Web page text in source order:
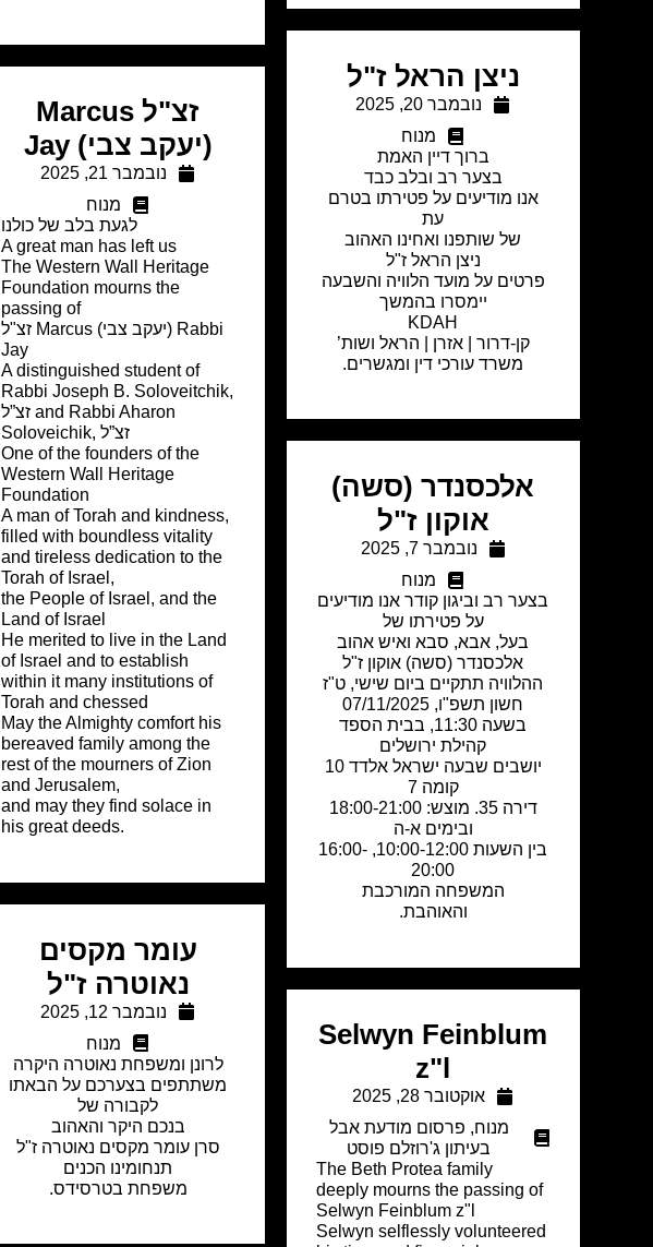
זצ"ל Marcus
(יעקב צבי) Jay
נובמבר 21, 2025
מנוח
לגעת בלב של כולנו
A great man has left us
The Western Wall Heritage
Foundation mourns the
passing of
זצ"ל Marcus (יעקב צבי) Rabbi
Jay
A distinguished student of
Rabbi Joseph B. Soloveitchik,
זצ”ל and Rabbi Aharon
Soloveichik, זצ”ל
One of the founders of the
Western Wall Heritage
Foundation
A man of Torah and kindness,
filled with boundless vitality
and tireless dedication to the
Torah of Israel,
the People of Israel, and the
Land of Israel
He merited to live in the Land
of Israel and to establish
within it many institutions of
Torah and chessed
May the Almighty comfort his
bereaved family among the
rest of the mourners of Zion
and Jerusalem,
and may they find solace in
his great deeds.
ניצן הראל ז"ל
נובמבר 20, 2025
מנוח
ברוך דיין האמת
בצער רב ובלב כבד
אנו מודיעים על פטירתו בטרם
עת
של שותפנו ואחינו האהוב
ניצן הראל ז"ל
פרטים על מועד הלוויה והשבעה
יימסרו בהמשך
KDAH
קן-דרור | אזרן | הראל ושות’
משרד עורכי דין ומגשרים.
עומר מקסים
נאוטרה ז"ל
נובמבר 12, 2025
מנוח
לרונן ומשפחת נאוטרה היקרה
משתתפים בצערכם על הבאתו
לקבורה של
בנכם היקר והאהוב
סרן עומר מקסים נאוטרה ז"ל
תנחומינו הכנים
משפחת בטרסידס.
אלכסנדר (סשה)
אוקון ז"ל
נובמבר 7, 2025
מנוח
בצער רב וביגון קודר אנו מודיעים
על פטירתו של
בעל, אבא, סבא ואיש אהוב
אלכסנדר (סשה) אוקון ז"ל
ההלוויה תתקיים ביום שישי, ט"ז
חשון תשפ"ו, 07/11/2025
בשעה 11:30, בבית הספד
קהילת ירושלים
יושבים שבעה ישראל אלדד 10
קומה 7
דירה 35. מוצש: 18:00-21:00
ובימים א-ה
בין השעות 10:00-12:00, 16:00-
20:00
המשפחה המורכבת
והאוהבת.
Selwyn Feinblum
z"l
אוקטובר 28, 2025
מנוח, פרסום מודעת אבל
בעיתון ג'רוזלם פוסט
The Beth Protea family
deeply mourns the passing of
Selwyn Feinblum z"l
Selwyn selflessly volunteered